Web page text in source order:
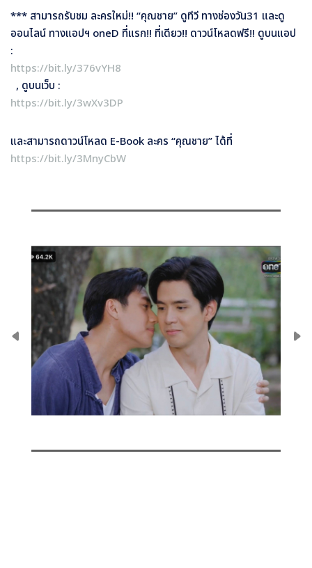
*** สามารถรับชม ละครใหม่!! “คุณชาย” ดูทีวี ทางช่องวัน31 และดู
ออนไลน์ ทางแอปฯ oneD ที่แรก!! ที่เดียว!! ดาวน์โหลดฟรี!! ดูบนแอป
:
https://bit.ly/376vYH8
, ดูบนเว็บ :
https://bit.ly/3wXv3DP
และสามารถดาวน์โหลด E-Book ละคร “คุณชาย” ได้ที่
https://bit.ly/3MnyCbW